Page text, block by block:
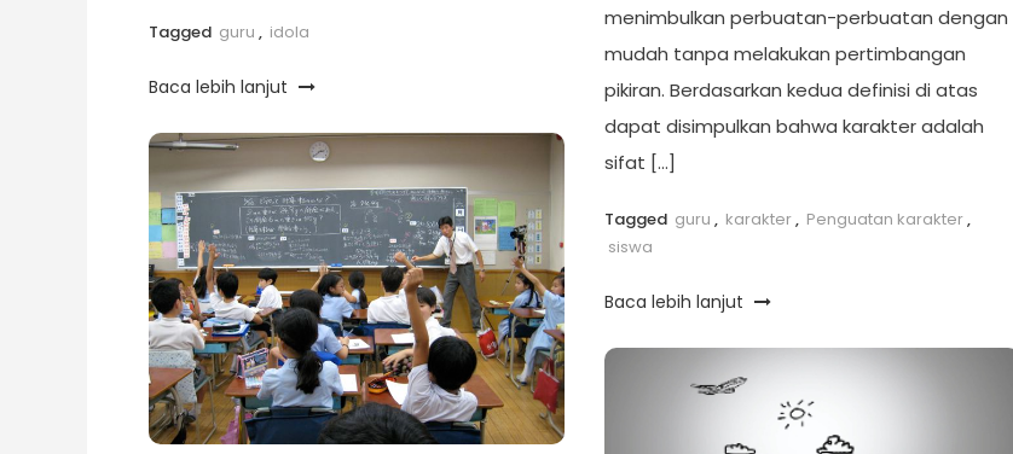
Tagged guru , idola
Baca lebih lanjut
menimbulkan perbuatan-perbuatan dengan
mudah tanpa melakukan pertimbangan
pikiran. Berdasarkan kedua definisi di atas
dapat disimpulkan bahwa karakter adalah
sifat […]
Tagged guru , karakter, Penguatan karakter,
siswa
Baca lebih lanjut